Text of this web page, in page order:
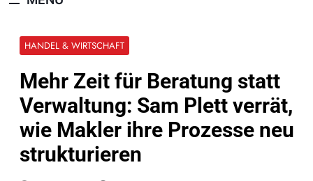
HANDEL & WIRTSCHAFT
Mehr Zeit für Beratung statt
Verwaltung: Sam Plett verrät,
wie Makler ihre Prozesse neu
strukturieren